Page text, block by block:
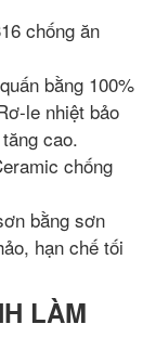
chống ăn
bằng 100%
le nhiệt bảo
cao.
chống
bằng sơn
hạn chế tối
LÀM